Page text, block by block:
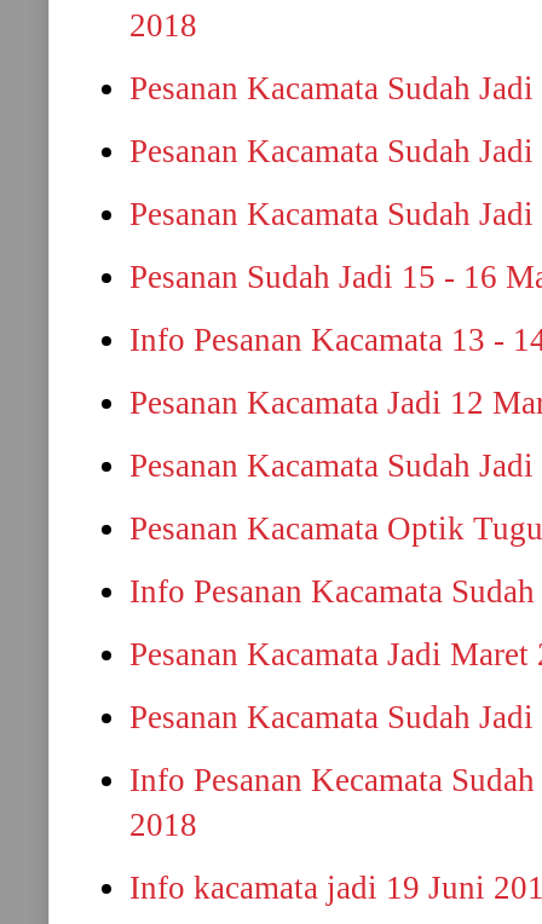
2018
Pesanan Kacamata Sudah
Pesanan Kacamata Sudah
Pesanan Kacamata Sudah
Pesanan Sudah Jadi 15 - 16
Info Pesanan Kacamata 13 -
Pesanan Kacamata Jadi 12
Pesanan Kacamata Sudah
Pesanan Kacamata Optik
Info Pesanan Kacamata
Pesanan Kacamata Jadi Maret
Pesanan Kacamata Sudah
Info Pesanan Kecamata
2018
Info kacamata jadi 19 Juni